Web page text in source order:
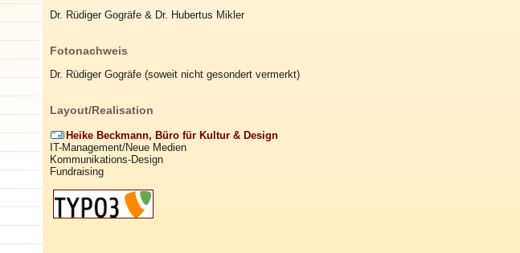
Dr. Rüdiger Gogräfe & Dr. Hubertus Mikler
Fotonachweis
Dr. Rüdiger Gogräfe (soweit nicht gesondert vermerkt)
Layout/Realisation
Heike Beckmann, Büro für Kultur & Design
IT-Management/Neue Medien
Kommunikations-Design
Fundraising